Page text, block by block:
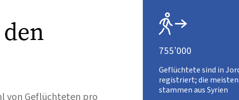
von Geflüchteten pro

755’000
Geflüchtete sind in
registriert; die meisten
stammen aus Syrien